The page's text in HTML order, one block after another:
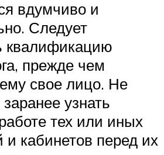
вдумчиво и
Следует
квалификацию
прежде чем
свое лицо. Не
узнать
тех или иных
и кабинетов перед их